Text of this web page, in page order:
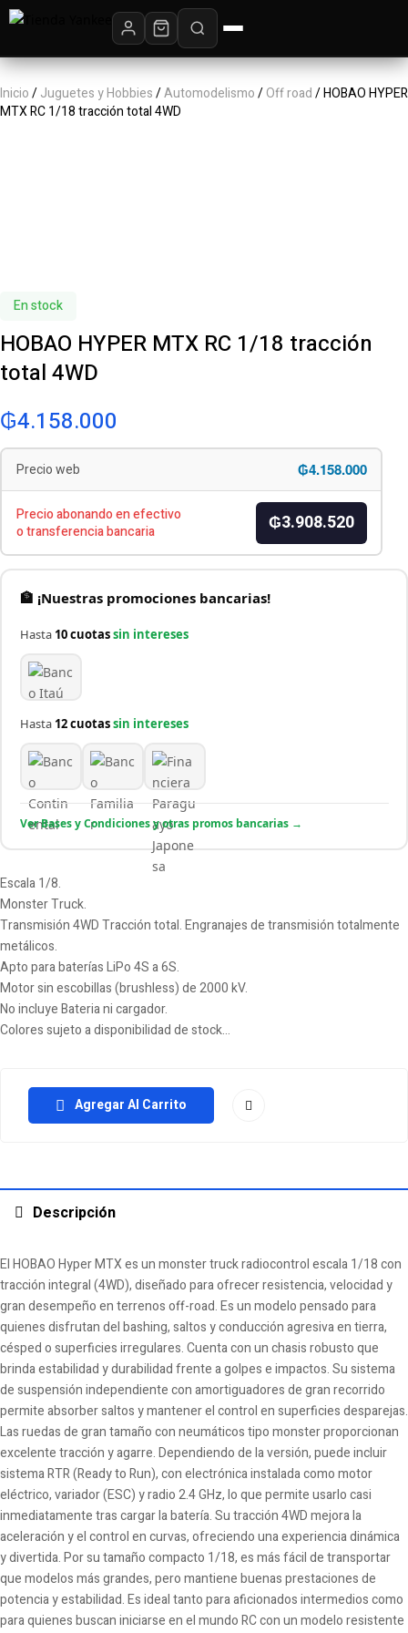
Inicio/Juguetes y Hobbies/Automodelismo/Off road/ HOBAO HYPER
MTX RC 1/18 tracción total 4WD
En stock
HOBAO HYPER MTX RC 1/18 tracción
total 4WD
₲4.158.000
Precio web ₲4.158.000
Precio abonando en efectivo
o transferencia bancaria
₲3.908.520
🏦 ¡Nuestras promociones bancarias!
Hasta 10 cuotassin intereses
Hasta 12 cuotassin intereses
Ver Bases y Condiciones y otras promos bancarias →
Escala 1/8.
Monster Truck.
Transmisión 4WD Tracción total. Engranajes de transmisión totalmente
metálicos.
Apto para baterías LiPo 4S a 6S.
Motor sin escobillas (brushless) de 2000 kV.
No incluye Bateria ni cargador.
Colores sujeto a disponibilidad de stock…
Agregar Al Carrito
Descripción
El HOBAO Hyper MTX es un monster truck radiocontrol escala 1/18 con
tracción integral (4WD), diseñado para ofrecer resistencia, velocidad y
gran desempeño en terrenos off-road. Es un modelo pensado para
quienes disfrutan del bashing, saltos y conducción agresiva en tierra,
césped o superficies irregulares. Cuenta con un chasis robusto que
brinda estabilidad y durabilidad frente a golpes e impactos. Su sistema
de suspensión independiente con amortiguadores de gran recorrido
permite absorber saltos y mantener el control en superficies desparejas.
Las ruedas de gran tamaño con neumáticos tipo monster proporcionan
excelente tracción y agarre. Dependiendo de la versión, puede incluir
sistema RTR (Ready to Run), con electrónica instalada como motor
eléctrico, variador (ESC) y radio 2.4 GHz, lo que permite usarlo casi
inmediatamente tras cargar la batería. Su tracción 4WD mejora la
aceleración y el control en curvas, ofreciendo una experiencia dinámica
y divertida. Por su tamaño compacto 1/18, es más fácil de transportar
que modelos más grandes, pero mantiene buenas prestaciones de
potencia y estabilidad. Es ideal tanto para aficionados intermedios como
para quienes buscan iniciarse en el mundo RC con un modelo resistente